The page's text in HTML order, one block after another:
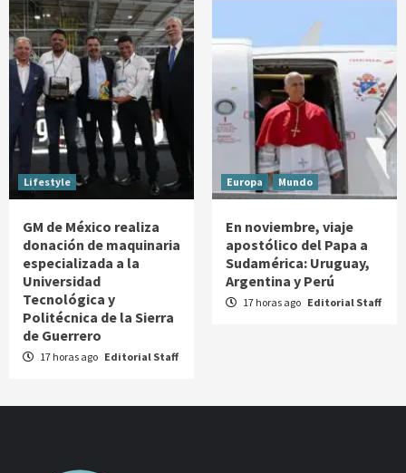
Lifestyle
GM de México realiza
donación de maquinaria
especializada a la
Universidad
Tecnológica y
Politécnica de la Sierra
de Guerrero
17 horas ago Editorial Staff
Europa Mundo
En noviembre, viaje
apostólico del Papa a
Sudamérica: Uruguay,
Argentina y Perú
17 horas ago Editorial Staff